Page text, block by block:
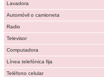
Lavadora
Automóvil o camioneta
Radio
Televisor
Computadora
Línea telefónica fija
Teléfono celular